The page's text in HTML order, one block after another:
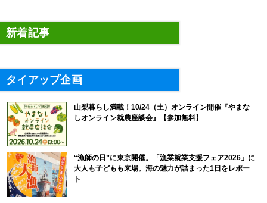
新着記事
タイアップ企画
山梨暮らし満載！10/24（土）オンライン開催『やまな
しオンライン就農座談会』【参加無料】
“漁師の日”に東京開催。「漁業就業支援フェア2026」に
大人も子どもも来場。海の魅力が詰まった1日をレポー
ト